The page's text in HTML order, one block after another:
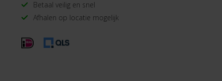
Betaal veilig en snel
Afhalen op locatie mogelijk